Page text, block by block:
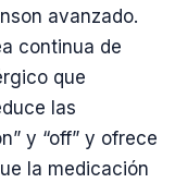
avanzado.
continua de
que
las
y “off” y ofrece
la medicación